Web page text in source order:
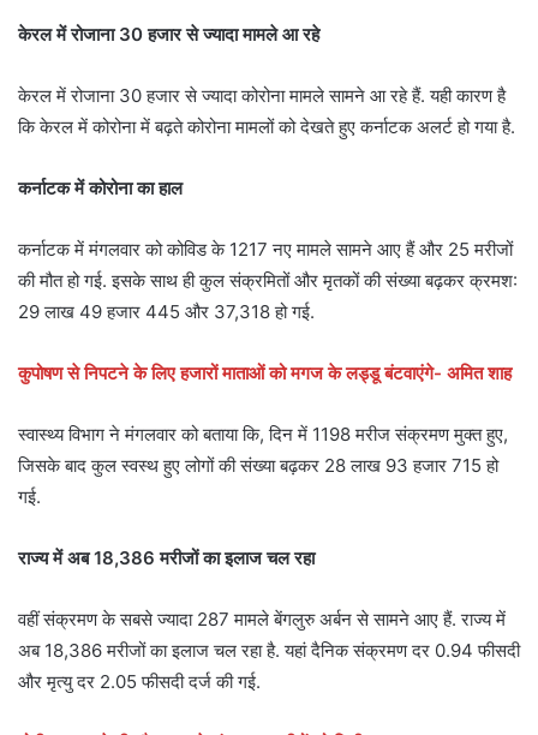
केरल में रोजाना 30 हजार से ज्यादा मामले आ रहे
केरल में रोजाना 30 हजार से ज्यादा कोरोना मामले सामने आ रहे हैं. यही कारण है
कि केरल में कोरोना में बढ़ते कोरोना मामलों को देखते हुए कर्नाटक अलर्ट हो गया है.
कर्नाटक में कोरोना का हाल
कर्नाटक में मंगलवार को कोविड के 1217 नए मामले सामने आए हैं और 25 मरीजों
की मौत हो गई. इसके साथ ही कुल संक्रमितों और मृतकों की संख्या बढ़कर क्रमश:
29 लाख 49 हजार 445 और 37,318 हो गई.
कुपोषण से निपटने के लिए हजारों माताओं को मगज के लड्डू बंटवाएंगे- अमित शाह
स्वास्थ्य विभाग ने मंगलवार को बताया कि, दिन में 1198 मरीज संक्रमण मुक्त हुए,
जिसके बाद कुल स्वस्थ हुए लोगों की संख्या बढ़कर 28 लाख 93 हजार 715 हो
गई.
राज्य में अब 18,386 मरीजों का इलाज चल रहा
वहीं संक्रमण के सबसे ज्यादा 287 मामले बेंगलुरु अर्बन से सामने आए हैं. राज्य में
अब 18,386 मरीजों का इलाज चल रहा है. यहां दैनिक संक्रमण दर 0.94 फीसदी
और मृत्यु दर 2.05 फीसदी दर्ज की गई.